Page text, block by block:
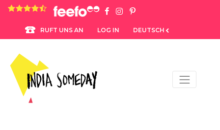
4.8 rating based on 1,234 ratings
RUFT UNS AN LOG IN DEUTSCH